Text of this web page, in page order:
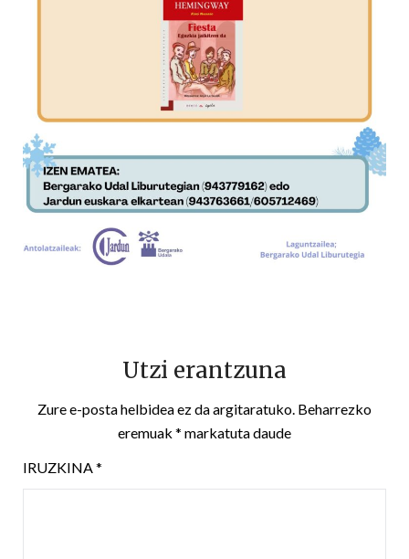
Utzi erantzuna
Zure e-posta helbidea ez da argitaratuko. Beharrezko
eremuak * markatuta daude
IRUZKINA*